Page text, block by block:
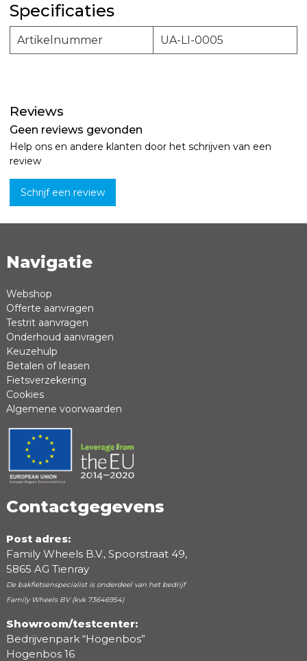
Specificaties
Artikelnummer UA-LI-0005
Reviews
Geen reviews gevonden
Help ons en andere klanten door het schrijven van een
review
Schrijf een review
Naam *
Review *
Positieve punten
Beoordeling
Navigatie
Webshop
Offerte aanvragen
Testrit aanvragen
Onderhoud aanvragen
Keuzehulp
Betalen of leasen
Fietsverzekering
Cookies
Algemene voorwaarden
Contactgegevens
Post adres:
Family Wheels B.V., Spoorstraat 49,
5865 AG Tienray
De bakfietsenspecialist is onderdeel van het bedrijf
Family Wheels BV (kvk 73646954)
Showroom/testcenter:
Bedrijvenpark “Hogenbos”
Hogenbos 16